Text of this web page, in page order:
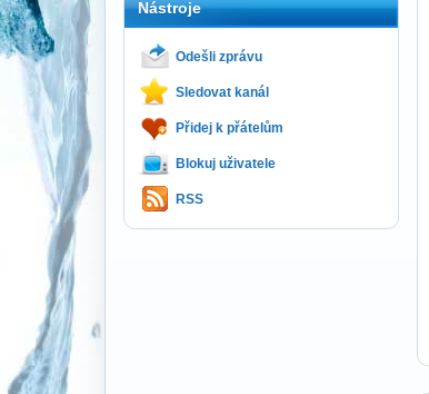
Nástroje
Odešli zprávu
Sledovat kanál
Přidej k přátelům
Blokuj uživatele
RSS